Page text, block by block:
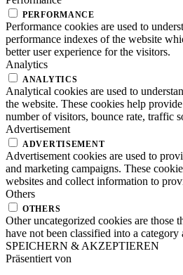
PERFORMANCE
Performance cookies are used to
performance indexes of the website
better user experience for the visitors.
Analytics
ANALYTICS
Analytical cookies are used to
the website. These cookies help
number of visitors, bounce rate, traffic
Advertisement
ADVERTISEMENT
Advertisement cookies are used to
and marketing campaigns. These
websites and collect information to
Others
OTHERS
Other uncategorized cookies are those
have not been classified into a category
SPEICHERN & AKZEPTIEREN
Präsentiert von